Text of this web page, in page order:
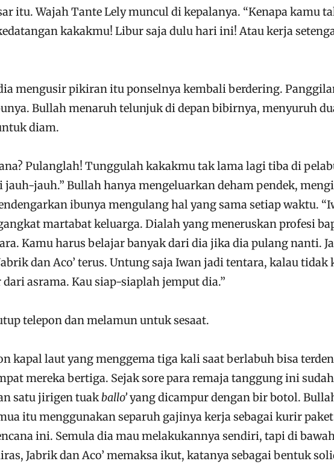
itu. Wajah Tante Lely muncul di kepalanya. “Kenapa kamu
kakakmu! Libur saja dulu hari ini! Atau kerja
mengusir pikiran itu ponselnya kembali berdering.
Bullah menaruh telunjuk di depan bibirnya, menyuruh
diam.
Pulanglah! Tunggulah kakakmu tak lama lagi tiba di
jauh-jauh.” Bullah hanya mengeluarkan deham pendek,
ibunya mengulang hal yang sama setiap waktu.
martabat keluarga. Dialah yang meneruskan profesi
Kamu harus belajar banyak dari dia jika dia pulang nanti.
dan Aco’ terus. Untung saja Iwan jadi tentara, kalau tidak
asrama. Kau siap-siaplah jemput dia.”
telepon dan melamun untuk sesaat.
kapal laut yang menggema tiga kali saat berlabuh bisa
mereka bertiga. Sejak sore para remaja tanggung ini sudah
satu jirigen tuakballo’yang dicampur dengan bir botol.
itu menggunakan separuh gajinya kerja sebagai kurir
ini. Semula dia mau melakukannya sendiri, tapi di
Jabrik dan Aco’ memaksa ikut, katanya sebagai bentuk